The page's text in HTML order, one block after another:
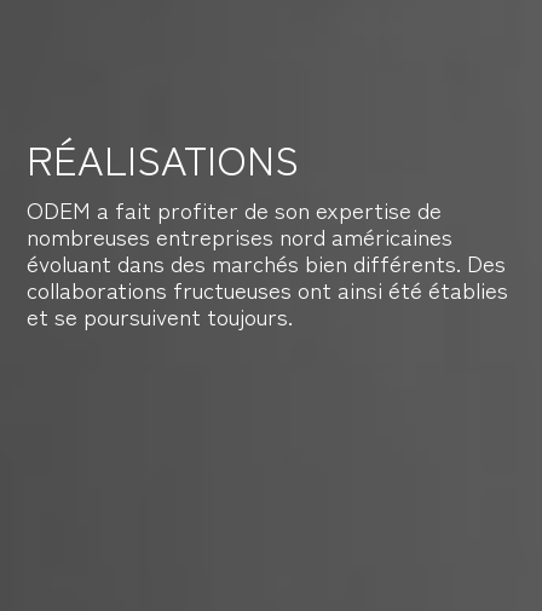
RÉALISATIONS
ODEM a fait profiter de son expertise de
nombreuses entreprises nord américaines
évoluant dans des marchés bien différents. Des
collaborations fructueuses ont ainsi été établies
et se poursuivent toujours.